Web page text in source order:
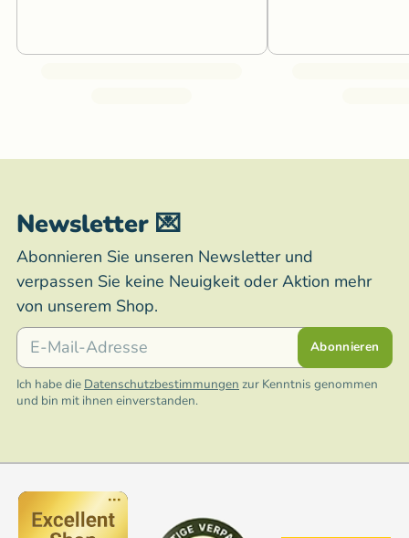
Newsletter 💌
Abonnieren Sie unseren Newsletter und
verpassen Sie keine Neuigkeit oder Aktion mehr
von unserem Shop.
E-Mail
Abonnieren
Ich habe die Datenschutzbestimmungen zur Kenntnis genommen
und bin mit ihnen einverstanden.